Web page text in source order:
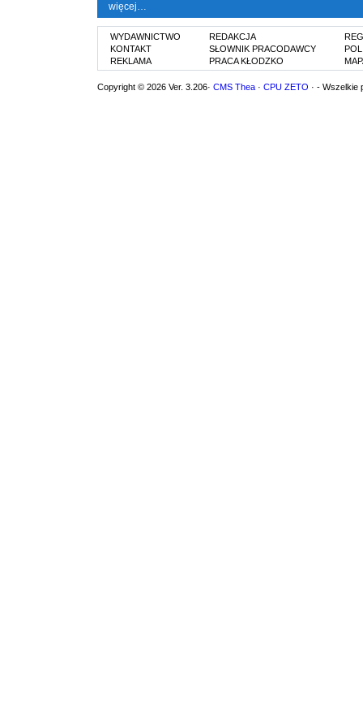
więcej…
WYDAWNICTWO
KONTAKT
REKLAMA
REDAKCJA
SŁOWNIK PRACODAWCY
PRACA KŁODZKO
Copyright © 2026 Ver. 3.206· CMS Thea · CPU ZETO · - Wszelkie